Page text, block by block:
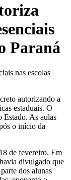
Paraná
autorizando a
estaduais. O
As aulas
o início da
de fevereiro. Em
divulgado que
dos alunas